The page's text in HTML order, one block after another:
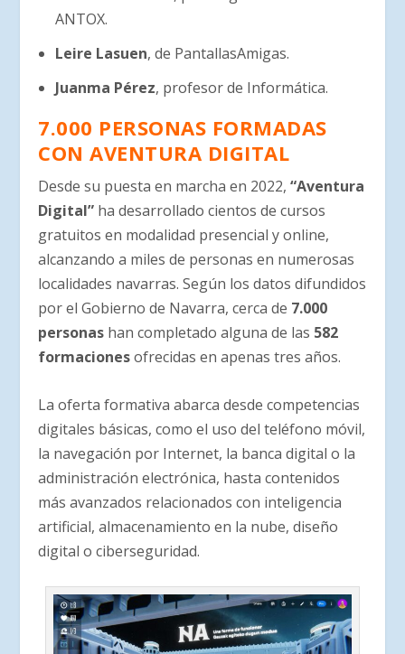
ANTOX.
Leire Lasuen, de PantallasAmigas.
Juanma Pérez, profesor de Informática.
7.000 PERSONAS FORMADAS
CON AVENTURA DIGITAL
Desde su puesta en marcha en 2022, “Aventura
Digital” ha desarrollado cientos de cursos
gratuitos en modalidad presencial y online,
alcanzando a miles de personas en numerosas
localidades navarras. Según los datos difundidos
por el Gobierno de Navarra, cerca de 7.000
personas han completado alguna de las 582
formacionesofrecidas en apenas tres años.
La oferta formativa abarca desde competencias
digitales básicas, como el uso del teléfono móvil,
la navegación por Internet, la banca digital o la
administración electrónica, hasta contenidos
más avanzados relacionados con inteligencia
artificial, almacenamiento en la nube, diseño
digital o ciberseguridad.